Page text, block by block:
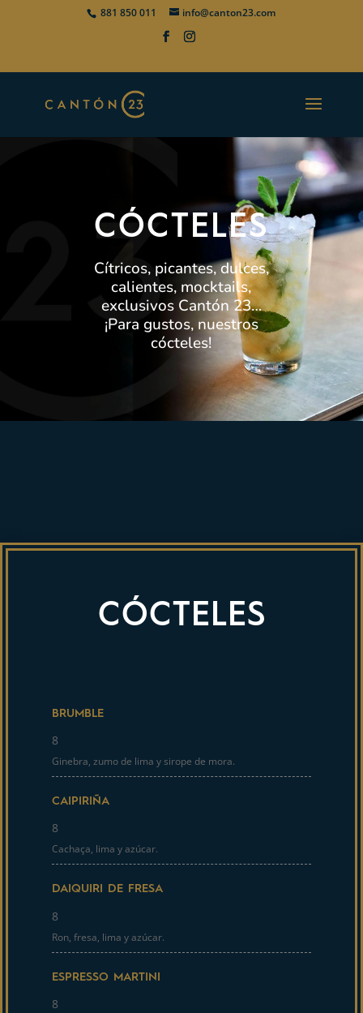
881 850 011 info@canton23.com
CÓCTELES
Cítricos, picantes, dulces,
calientes, mocktails,
exclusivos Cantón 23…
¡Para gustos, nuestros
cócteles!
CÓCTELES
BRUMBLE
8
Ginebra, zumo de lima y sirope de mora.
CAIPIRIÑA
8
Cachaça, lima y azúcar.
DAIQUIRI DE FRESA
8
Ron, fresa, lima y azúcar.
ESPRESSO MARTINI
8